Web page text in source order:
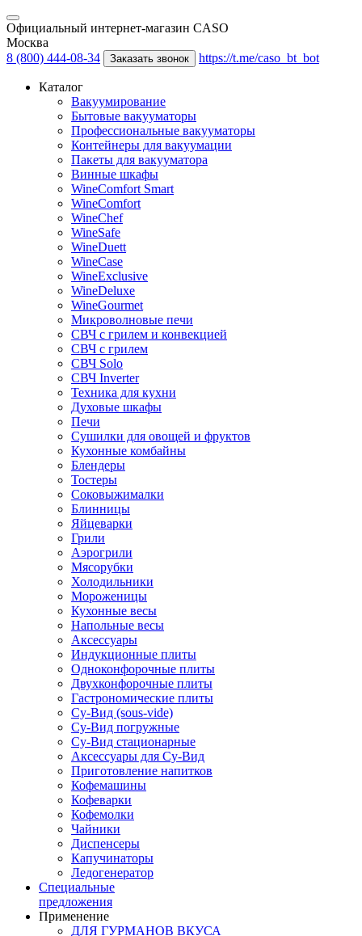
Официальный интернет-магазин CASO
Москва
8 (800) 444-08-34
Заказать звонок https://t.me/caso_bt_bot
Каталог
Вакуумирование
Бытовые вакууматоры
Профессиональные вакууматоры
Контейнеры для вакуумации
Пакеты для вакууматора
Винные шкафы
WineComfort Smart
WineComfort
WineChef
WineSafe
WineDuett
WineCase
WineExclusive
WineDeluxe
WineGourmet
Микроволновые печи
СВЧ с грилем и конвекцией
СВЧ с грилем
СВЧ Solo
СВЧ Inverter
Техника для кухни
Духовые шкафы
Печи
Сушилки для овощей и фруктов
Кухонные комбайны
Блендеры
Тостеры
Соковыжималки
Блинницы
Яйцеварки
Грили
Аэрогрили
Мясорубки
Холодильники
Мороженицы
Кухонные весы
Напольные весы
Аксессуары
Индукционные плиты
Одноконфорочные плиты
Двухконфорочные плиты
Гастрономические плиты
Су-Вид (sous-vide)
Су-Вид погружные
Су-Вид стационарные
Аксессуары для Су-Вид
Приготовление напитков
Кофемашины
Кофеварки
Кофемолки
Чайники
Диспенсеры
Капучинаторы
Ледогенератор
Специальные
предложения
Применение
ДЛЯ ГУРМАНОВ ВКУСА